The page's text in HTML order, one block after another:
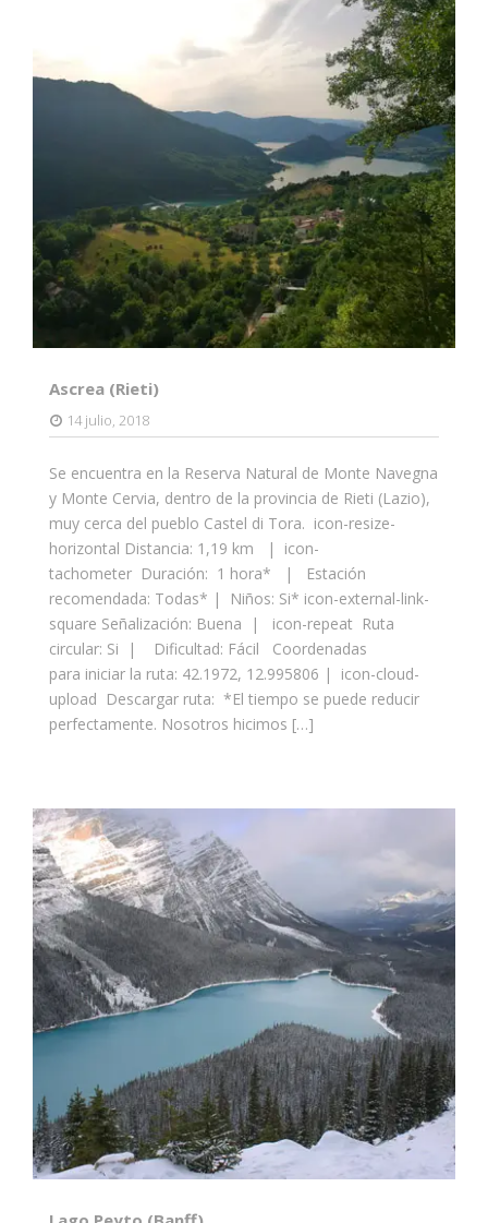
Ascrea (Rieti)
14 julio, 2018
Se encuentra en la Reserva Natural de Monte Navegna
y Monte Cervia, dentro de la provincia de Rieti (Lazio),
muy cerca del pueblo Castel di Tora. icon-resize-
horizontal Distancia: 1,19 km | icon-
tachometer Duración: 1 hora* | Estación
recomendada: Todas* | Niños: Si* icon-external-link-
square Señalización: Buena | icon-repeat Ruta
circular: Si | Dificultad: Fácil Coordenadas
para iniciar la ruta: 42.1972, 12.995806 | icon-cloud-
upload Descargar ruta: *El tiempo se puede reducir
perfectamente. Nosotros hicimos […]